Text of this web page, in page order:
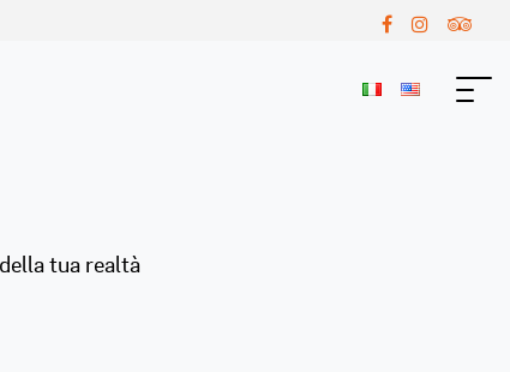
tua realtà